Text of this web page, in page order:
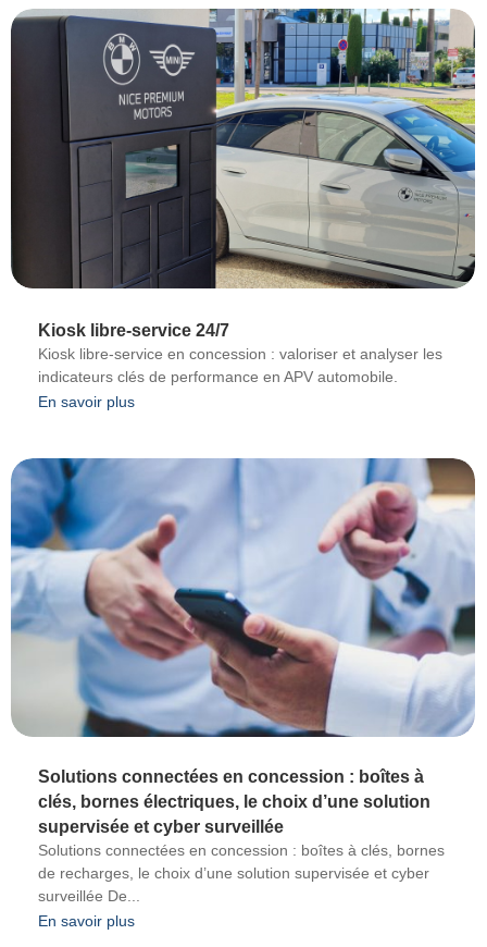
Kiosk libre-service 24/7
Kiosk libre-service en concession : valoriser et analyser les
indicateurs clés de performance en APV automobile.
En savoir plus
Solutions connectées en concession : boîtes à
clés, bornes électriques, le choix d’une solution
supervisée et cyber surveillée
Solutions connectées en concession : boîtes à clés, bornes
de recharges, le choix d’une solution supervisée et cyber
surveillée De...
En savoir plus